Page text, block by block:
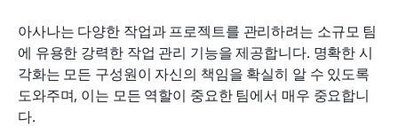
아사나는 다양한 작업과 프로젝트를 관리하려는 소규모 팀
에 유용한 강력한 작업 관리 기능을 제공합니다. 명확한 시
각화는 모든 구성원이 자신의 책임을 확실히 알 수 있도록
도와주며, 이는 모든 역할이 중요한 팀에서 매우 중요합니
다.